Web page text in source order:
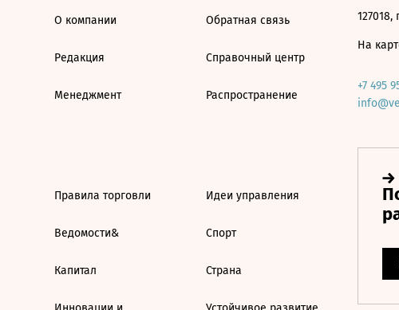
О компании
Редакция
Менеджмент
Обратная связь
Справочный центр
Распространение
Правила торговли
Ведомости&
Капитал
Идеи управления
Спорт
Страна
127018,
На
+7 495